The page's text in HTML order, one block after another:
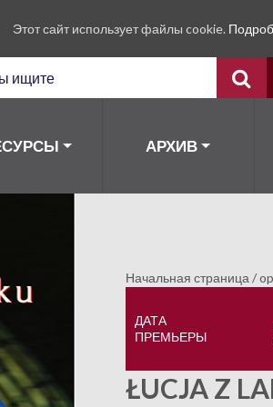
АРХИВ
Начальная страница /
ДАТА
ПРЕМЬЕРЫ
ŁUCJA Z
Этот сайт использует файлы cookie.